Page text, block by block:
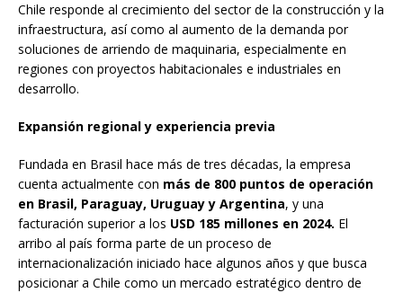
Chile responde al crecimiento del sector de la construcción y la
infraestructura, así como al aumento de la demanda por
soluciones de arriendo de maquinaria, especialmente en
regiones con proyectos habitacionales e industriales en
desarrollo.
Expansión regional y experiencia previa
Fundada en Brasil hace más de tres décadas, la empresa
cuenta actualmente con más de 800 puntos de operación
en Brasil, Paraguay, Uruguay y Argentina, y una
facturación superior a los USD 185 millones en 2024. El
arribo al país forma parte de un proceso de
internacionalización iniciado hace algunos años y que busca
posicionar a Chile como un mercado estratégico dentro de